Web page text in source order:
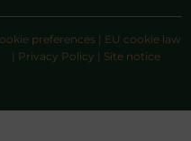
preferences | EU cookie law
| Privacy Policy | Site notice